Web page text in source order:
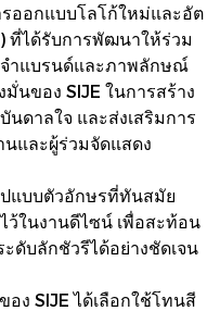
ออกแบบโลโก้ใหม่และอัต
ได้รับการพัฒนาให้ร่วม
ำแบรนด์และภาพลักษณ์
นของ SIJE ในการสร้าง
นดาลใจ และส่งเสริมการ
และผู้ร่วมจัดแสดง
แบบตัวอักษรที่ทันสมัย
ในงานดีไซน์ เพื่อสะท้อน
ดับลักชัวรีได้อย่างชัดเจน
ง SIJE ได้เลือกใช้โทนสี